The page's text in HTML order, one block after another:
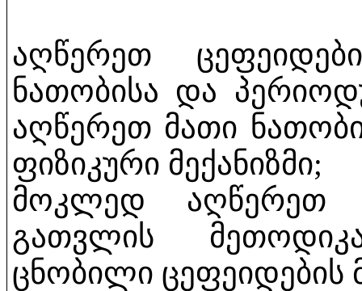
აღწერეთ
ნათობისა და
აღწერეთ მათი
ფიზიკური მექანიზმი;
მოკლედ აღწერეთ
გათვლის
ცნობილი ცეფეიდების